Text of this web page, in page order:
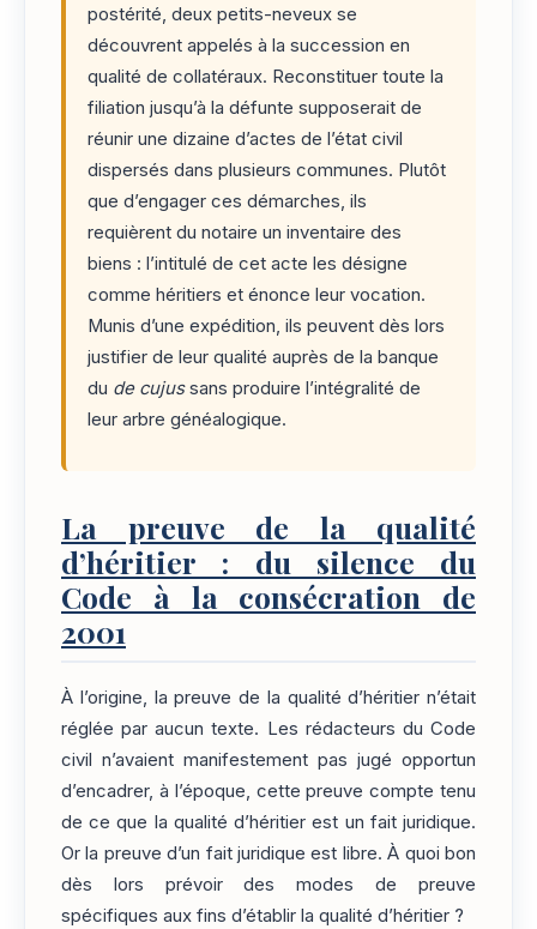
postérité, deux petits-neveux se
découvrent appelés à la succession en
qualité de collatéraux. Reconstituer toute la
filiation jusqu’à la défunte supposerait de
réunir une dizaine d’actes de l’état civil
dispersés dans plusieurs communes. Plutôt
que d’engager ces démarches, ils
requièrent du notaire un inventaire des
biens : l’intitulé de cet acte les désigne
comme héritiers et énonce leur vocation.
Munis d’une expédition, ils peuvent dès lors
justifier de leur qualité auprès de la banque
du de cujussans produire l’intégralité de
leur arbre généalogique.
La preuve de la qualité
d’héritier : du silence du
Code à la consécration de
2001
À l’origine, la preuve de la qualité d’héritier n’était
réglée par aucun texte. Les rédacteurs du Code
civil n’avaient manifestement pas jugé opportun
d’encadrer, à l’époque, cette preuve compte tenu
de ce que la qualité d’héritier est un fait juridique.
Or la preuve d’un fait juridique est libre. À quoi bon
dès lors prévoir des modes de preuve
spécifiques aux fins d’établir la qualité d’héritier ?